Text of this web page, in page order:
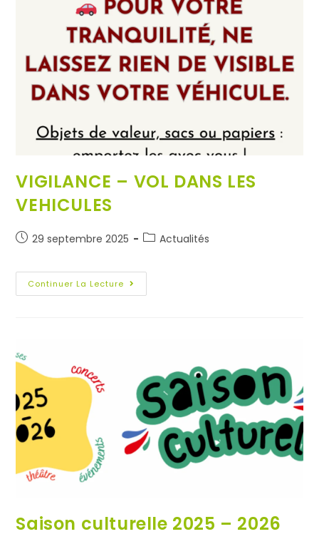
VIGILANCE – VOL DANS LES
VEHICULES
29 septembre 2025 Actualités
Continuer La Lecture
Saison culturelle 2025 – 2026